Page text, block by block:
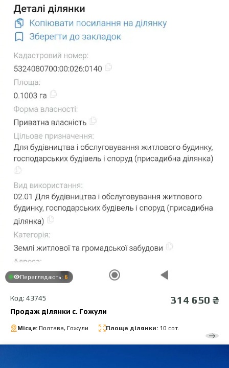
Переглядають: 6
Код: 43745 314 650 ₴
Продаж ділянки с. Гожули
Місце: Полтава, Гожули Площа ділянки: 10 сот.